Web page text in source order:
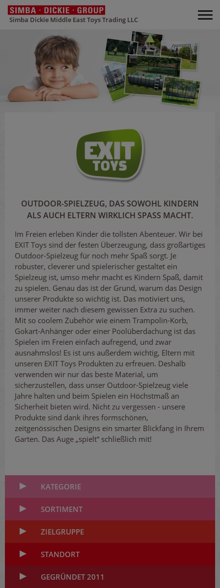
Simba Dickie Middle East Toys Trading LLC
OUTDOOR-SPIELZEUG, DAS SOWOHL KINDERN
ALS AUCH ELTERN WIRKLICH SPASS MACHT.
Im Freien erleben Kinder die tollsten Abenteuer. Wir bei
EXIT Toys sind der festen Überzeugung, dass großartiges
Outdoor-Spielzeug für noch mehr Spaß sorgt. Je
robuster, cleverer und spielerischer gestaltet ein
Spielzeug ist, umso mehr macht es Kindern Spaß, damit
zu spielen. Genau das ist der Grund, warum das Design
unserer Produkte so wichtig ist. Das motiviert uns,
immer weiter nach diesem gewissen Extra zu suchen.
Mit so coolem Zubehör wie einem Trampolin-Korb,
Gokart-Anhänger oder einer Poolüberdachung ist das
Spielen im Freien einfach aufregend, und zwar
ausnahmslos! Es ist uns außerdem wichtig, Eltern mit
unseren EXIT Toys Produkten zu erfreuen. Deshalb
verwenden wir nur das beste Material, um
sicherzustellen, dass unser Outdoor-Spielzeug viele
Jahre halten und beim Spielen ein Höchstmaß an
Sicherheit bieten wird. Nicht zu vergessen - unsere
Produkte sind dank ihres formschönen,
zeitgenössischen Designs ein smarter Blickfang in Ihrem
Garten. Das Auge „spielt“ schließlich mit!
KATEGORIE
SORTIMENT
ZIELGRUPPE
STANDORT
GEGRÜNDET 2011